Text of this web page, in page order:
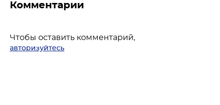
Комментарии
Чтобы оставить комментарий,
авторизуйтесь